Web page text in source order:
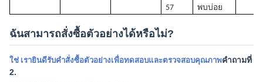
57
พบบ่อย
ฉันสามารถสั่งซื้อตัวอย่างได้หรือไม่?
ใช่ เรายินดีรับคำสั่งซื้อตัวอย่างเพื่อทดสอบและตรวจสอบคุณภาพคำถามที่
2.